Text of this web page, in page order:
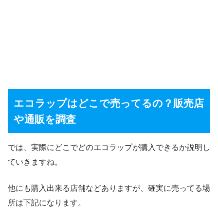
エコラップはどこで売ってるの？販売店
や通販を調査
では、実際にどこでどのエコラップが購入できるか説明し
ていきますね。
他にも購入出来る店舗などありますが、確実に売ってる場
所は下記になります。